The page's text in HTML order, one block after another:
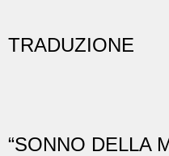
TRADUZIONE
“SONNO DELLA